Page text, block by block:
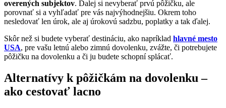
overených subjektov. Ďalej si nevyberať prvú pôžičku, ale
porovnať si a vyhľadať pre vás najvýhodnejšiu. Okrem toho
nesledovať len úrok, ale aj úrokovú sadzbu, poplatky a tak ďalej.
Skôr než si budete vyberať destináciu, ako napríklad hlavné mesto
USA, pre vašu letnú alebo zimnú dovolenku, zvážte, či potrebujete
pôžičku na dovolenku a či ju budete schopní splácať.
Alternatívy k pôžičkám na dovolenku –
ako cestovať lacno